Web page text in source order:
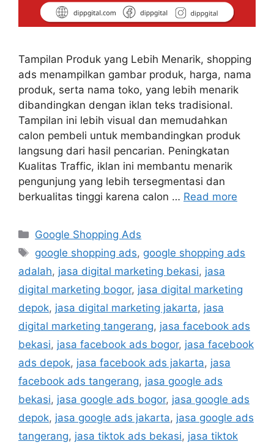
Tampilan Produk yang Lebih Menarik, shopping
ads menampilkan gambar produk, harga, nama
produk, serta nama toko, yang lebih menarik
dibandingkan dengan iklan teks tradisional.
Tampilan ini lebih visual dan memudahkan
calon pembeli untuk membandingkan produk
langsung dari hasil pencarian. Peningkatan
Kualitas Traffic, iklan ini membantu menarik
pengunjung yang lebih tersegmentasi dan
berkualitas tinggi karena calon … Read more
Google Shopping Ads
google shopping ads, google shopping ads
adalah, jasa digital marketing bekasi, jasa
digital marketing bogor, jasa digital marketing
depok, jasa digital marketing jakarta, jasa
digital marketing tangerang, jasa facebook ads
bekasi, jasa facebook ads bogor, jasa facebook
ads depok, jasa facebook ads jakarta, jasa
facebook ads tangerang, jasa google ads
bekasi, jasa google ads bogor, jasa google ads
depok, jasa google ads jakarta, jasa google ads
tangerang, jasa tiktok ads bekasi, jasa tiktok